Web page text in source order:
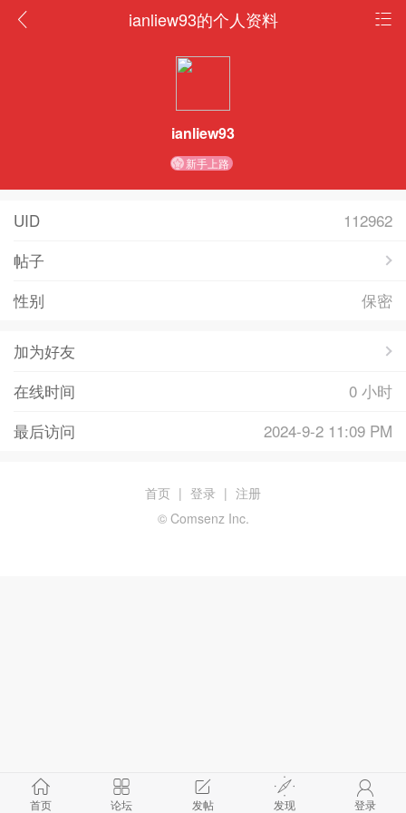
ianliew93的个人资料
ianliew93
新手上路
UID
112962
帖子
性别
保密
加为好友
在线时间
0 小时
最后访问
2024-9-2 11:09 PM
首页 论坛 发帖 发现 登录
首页 | 登录 | 注册
© Comsenz Inc.